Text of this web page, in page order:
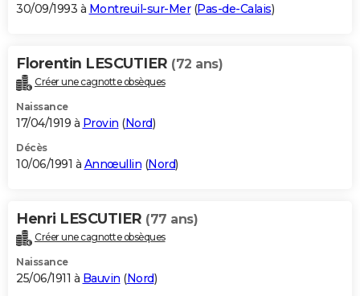
30/09/1993 à Montreuil-sur-Mer(Pas-de-Calais)
Florentin LESCUTIER (72 ans)
Créer une cagnotte obsèques
Naissance
17/04/1919 à Provin (Nord)
Décès
10/06/1991 à Annœullin (Nord)
Henri LESCUTIER (77 ans)
Créer une cagnotte obsèques
Naissance
25/06/1911 à Bauvin (Nord)